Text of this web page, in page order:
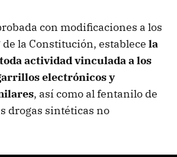
con modificaciones a los
de la Constitución, establece la
actividad vinculada a los
electrónicos y
, así como al fentanilo de
drogas sintéticas no